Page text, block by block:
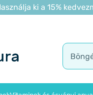
ki a 15%